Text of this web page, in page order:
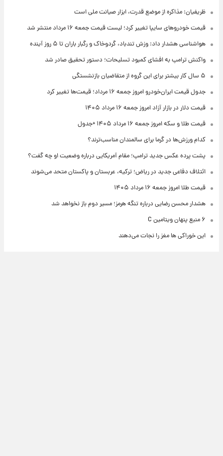
ظریفیان: مذاکره از موضع قدرت، ابزار صیانت ملی است
قیمت خودروهای سایپا تغییر کرد؛ لیست قیمت جمعه ۱۶ مرداد منتشر شد
هواشناسی هشدار داد: وزش تندباد، گردوخاک و رگبار باران تا ۵ روز آینده
واکنش ترامپ به افشای کمبود تسلیحات؛ دستور تحقیق صادر شد
۵ سال کار بیشتر برای این گروه از متقاضیان بازنشستگی
جدول قیمت ایران‌خودرو امروز جمعه ۱۶ مرداد؛ قیمت‌ها تغییر کرد
قیمت دلار در بازار آزاد امروز جمعه ۱۶ مرداد ۱۴۰۵
قیمت طلا و سکه امروز جمعه ۱۶ مرداد ۱۴۰۵ +جدول
کدام ورزش‌ها در گرما برای سالمندان مناسب‌ترند؟
پشت پرده عکس جدید ترامپ؛ مقام آمریکایی درباره وضعیت او چه گفت؟
ائتلاف دفاعی جدید در ریاض؛ ترکیه، عربستان و پاکستان متحد می‌شوند
قیمت طلا امروز جمعه ۱۶ مرداد ۱۴۰۵
هشدار محسن رضایی درباره تنگه هرمز؛ مسیر دوم باز نخواهد شد
۶ منبع پنهان ویتامین C
این خوراکی ها مغز را نجات می‌دهند